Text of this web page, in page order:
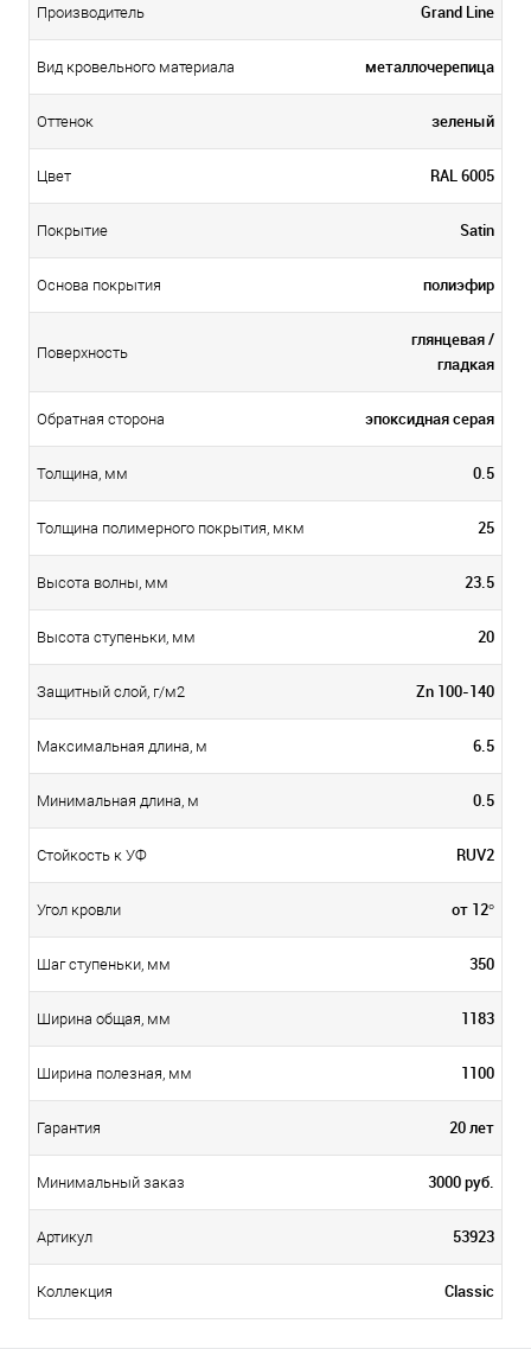
Производитель Grand Line
Вид кровельного материала металлочерепица
Оттенок зеленый
Цвет RAL 6005
Покрытие Satin
Основа покрытия полиэфир
Поверхность
глянцевая /
гладкая
Обратная сторона эпоксидная серая
Толщина, мм 0.5
Толщина полимерного покрытия, мкм 25
Высота волны, мм 23.5
Высота ступеньки, мм 20
Защитный слой, г/м2 Zn 100-140
Максимальная длина, м 6.5
Минимальная длина, м 0.5
Стойкость к УФ RUV2
Угол кровли от 12°
Шаг ступеньки, мм 350
Ширина общая, мм 1183
Ширина полезная, мм 1100
Гарантия 20 лет
Минимальный заказ 3000 руб.
Артикул 53923
Коллекция Classic